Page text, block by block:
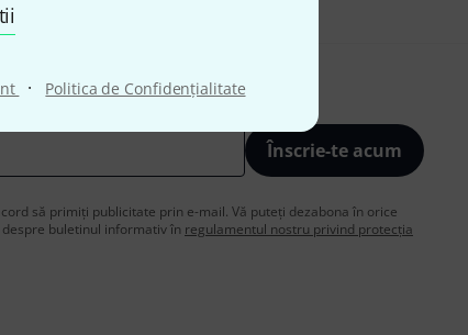
· Politica de Confidenţialitate
Înscrie-te acum
să primiți publicitate prin e-mail. Vă puteți dezabona în orice
buletinul informativ în regulamentul nostru privind protecția